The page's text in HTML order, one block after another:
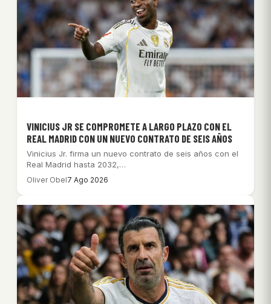
VINICIUS JR SE COMPROMETE A LARGO PLAZO CON EL
REAL MADRID CON UN NUEVO CONTRATO DE SEIS AÑOS
Vinicius Jr. firma un nuevo contrato de seis años con el
Real Madrid hasta 2032,…
Oliver Obel7 Ago 2026